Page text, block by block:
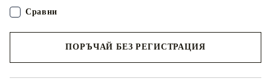
поддръжка, който прилича на естествен ратан. Той е лек,
лесен за почистване и често се използва за външни мебели
снабдени с плътно подплатени възглавници, предлага
за лесно пране и поддръжка.Стъклен плот: Плотът на
ПОРЪЧАЙ БЕЗ РЕГИСТРАЦИЯ
Сравни